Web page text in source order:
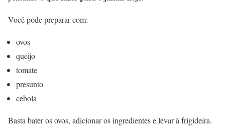
Você pode preparar com:
ovos
queijo
tomate
presunto
cebola
Basta bater os ovos, adicionar os ingredientes e levar à frigideira.